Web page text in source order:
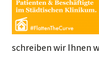
schreiben wir Ihnen